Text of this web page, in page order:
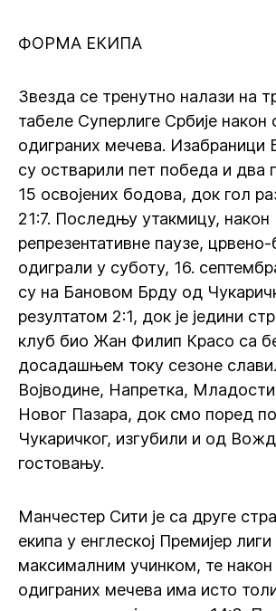
ФОРМА ЕКИПА
Звезда се тренутно налази на
табеле Суперлиге Србије након
одиграних мечева. Изабраници
су остварили пет победа и два
15 освојених бодова, док гол
21:7. Последњу утакмицу, након
репрезентативне паузе,
одиграли у суботу, 16.
су на Бановом Брду од
резултатом 2:1, док је једини
клуб био Жан Филип Красо са
досадашњем току сезоне
Војводине, Напретка,
Новог Пазара, док смо поред
Чукаричког, изгубили и од
гостовању.
Манчестер Сити је са друге
екипа у енглеској Премијер лиги
максималним учинком, те након
одиграних мечева има исто